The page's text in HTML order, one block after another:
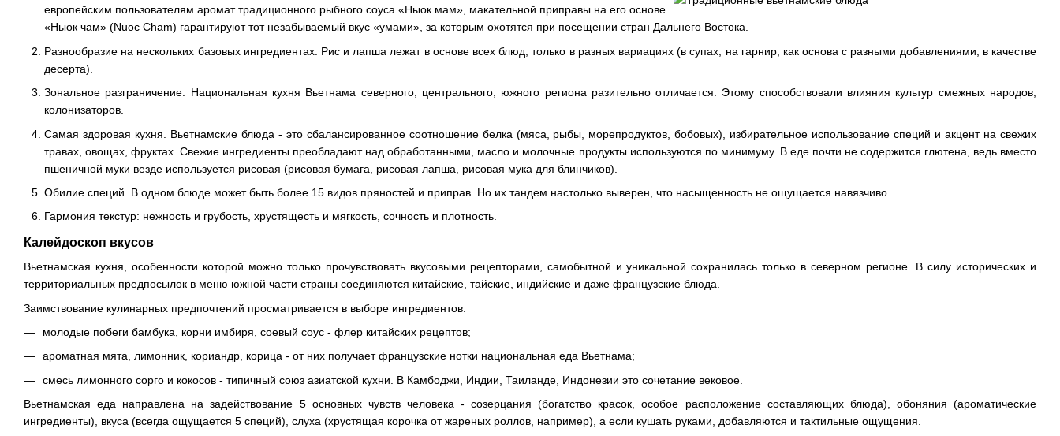
европейским пользователям аромат традиционного рыбного соуса «Ныок мам», макательной приправы на его основе
«Ныок чам» (Nuoc Cham) гарантируют тот незабываемый вкус «умами», за которым охотятся при посещении стран Дальнего Востока.
Разнообразие на нескольких базовых ингредиентах. Рис и лапша лежат в основе всех блюд, только в разных вариациях (в супах, на гарнир, как основа с разными добавлениями, в качестве
десерта).
Зональное разграничение. Национальная кухня Вьетнама северного, центрального, южного региона разительно отличается. Этому способствовали влияния культур смежных народов,
колонизаторов.
Самая здоровая кухня. Вьетнамские блюда - это сбалансированное соотношение белка (мяса, рыбы, морепродуктов, бобовых), избирательное использование специй и акцент на свежих
травах, овощах, фруктах. Свежие ингредиенты преобладают над обработанными, масло и молочные продукты используются по минимуму. В еде почти не содержится глютена, ведь вместо
пшеничной муки везде используется рисовая (рисовая бумага, рисовая лапша, рисовая мука для блинчиков).
Обилие специй. В одном блюде может быть более 15 видов пряностей и приправ. Но их тандем настолько выверен, что насыщенность не ощущается навязчиво.
Гармония текстур: нежность и грубость, хрустящесть и мягкость, сочность и плотность.
Калейдоскоп вкусов
Вьетнамская кухня, особенности которой можно только прочувствовать вкусовыми рецепторами, самобытной и уникальной сохранилась только в северном регионе. В силу исторических и
территориальных предпосылок в меню южной части страны соединяются китайские, тайские, индийские и даже французские блюда.
Заимствование кулинарных предпочтений просматривается в выборе ингредиентов:
молодые побеги бамбука, корни имбиря, соевый соус - флер китайских рецептов;
ароматная мята, лимонник, кориандр, корица - от них получает французские нотки национальная еда Вьетнама;
смесь лимонного сорго и кокосов - типичный союз азиатской кухни. В Камбоджи, Индии, Таиланде, Индонезии это сочетание вековое.
Вьетнамская еда направлена на задействование 5 основных чувств человека - созерцания (богатство красок, особое расположение составляющих блюда), обоняния (ароматические
ингредиенты), вкуса (всегда ощущается 5 специй), слуха (хрустящая корочка от жареных роллов, например), а если кушать руками, добавляются и тактильные ощущения.